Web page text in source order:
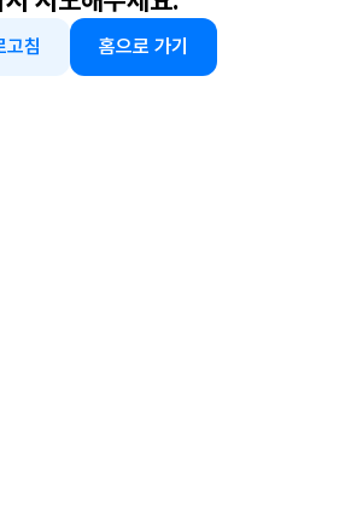
고침 홈으로 가기